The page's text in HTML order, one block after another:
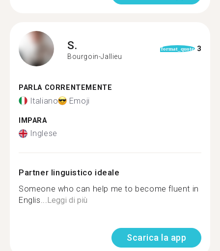
S.
Bourgoin-Jallieu
format_quote 3
PARLA CORRENTEMENTE
Italiano Emoji
IMPARA
Inglese
Partner linguistico ideale
Someone who can help me to become fluent in
Englis...Leggi di più
Scarica la app